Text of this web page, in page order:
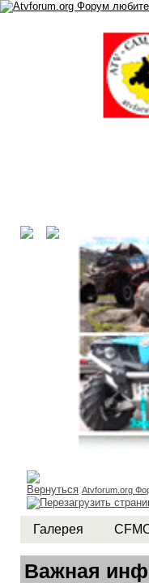
Atvforum.org
Галерея
Важная